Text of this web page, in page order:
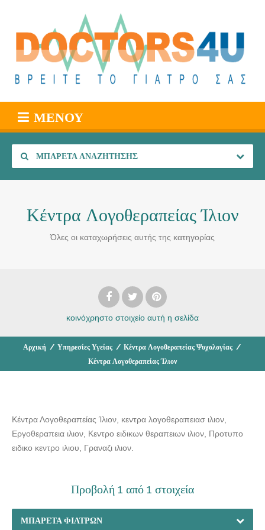
ΜΕΝΟΎ
ΜΠΑΡΈΤΑ ΑΝΑΖΉΤΗΣΗΣ
Κέντρα Λογοθεραπείας Ίλιον
Όλες οι καταχωρήσεις αυτής της κατηγορίας
κοινόχρηστο στοιχείο αυτή η σελίδα
Αρχική / Υπηρεσίες Υγείας / Κέντρα Λογοθεραπείας Ψυχολογίας /
Κέντρα Λογοθεραπείας Ίλιον
Κέντρα Λογοθεραπείας Ίλιον, κεντρα λογοθεραπειασ ιλιον,
Εργοθεραπεια ιλιον, Κεντρο ειδικων θεραπειων ιλιον, Προτυπο
ειδικο κεντρο ιλιου, Γραναζι ιλιον.
Προβολή 1 από 1 στοιχεία
ΜΠΑΡΈΤΑ ΦΊΛΤΡΩΝ